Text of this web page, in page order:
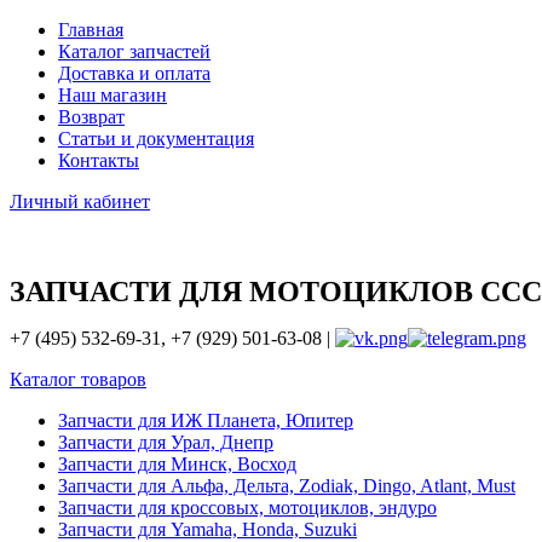
Главная
Каталог запчастей
Доставка и оплата
Наш магазин
Возврат
Статьи и документация
Контакты
Личный кабинет
ЗАПЧАСТИ ДЛЯ МОТОЦИКЛОВ
+7 (495) 532-69-31, +7 (929) 501-63-08 |
Каталог товаров
Запчасти для ИЖ Планета, Юпитер
Запчасти для Урал, Днепр
Запчасти для Минск, Восход
Запчасти для Альфа, Дельта, Zodiak, Dingo, Atlant, Must
Запчасти для кроссовых, мотоциклов, эндуро
Запчасти для Yamaha, Honda, Suzuki